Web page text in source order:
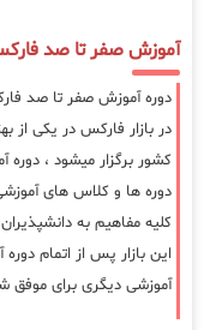
آموزش صفر تا صد
دوره آموزش صفر تا صد
در بازار فارکس در یکی از
کشور برگزار میشود ،
دوره ها و کلاس های
کلیه مفاهیم به
این بازار پس از اتمام
آموزشی دیگری برای موفق